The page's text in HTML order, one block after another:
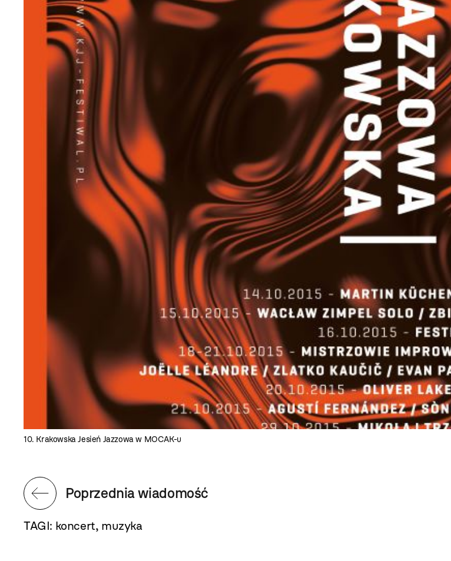
10. Krakowska Jesień Jazzowa w MOCAK-u
Poprzednia wiadomość
TAGI: koncert, muzyka